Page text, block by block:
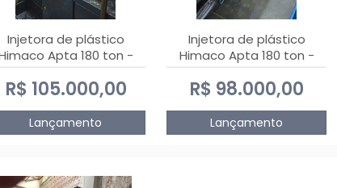
Injetora de plástico
Apta 180 ton -
2010
R$ 105.000,00
Lançamento
Injetora de plástico
Himaco Apta 180 ton -
2009
R$ 98.000,00
Lançamento